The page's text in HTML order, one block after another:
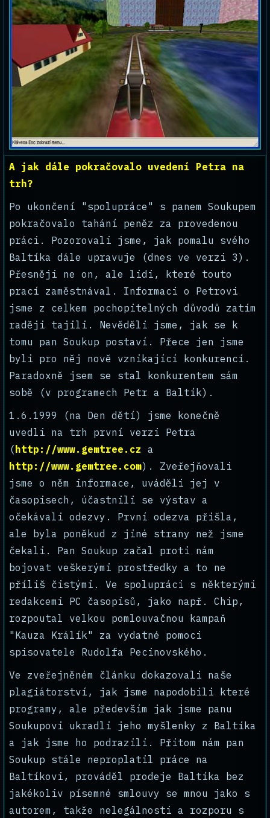
A jak dále pokračovalo uvedení Petra na
trh?
Po ukončení "spolupráce" s panem Soukupem
pokračovalo tahání peněz za provedenou
práci. Pozorovali jsme, jak pomalu svého
Baltíka dále upravuje (dnes ve verzi 3).
Přesněji ne on, ale lidi, které touto
prací zaměstnával. Informaci o Petrovi
jsme z celkem pochopitelných důvodů zatím
raději tajili. Nevěděli jsme, jak se k
tomu pan Soukup postaví. Přece jen jsme
byli pro něj nově vznikající konkurencí.
Paradoxně jsem se stal konkurentem sám
sobě (v programech Petr a Baltík).
1.6.1999 (na Den dětí) jsme konečně
uvedli na trh první verzi Petra
( http://www.gemtree.cz a
http://www.gemtree.com). Zveřejňovali
jsme o něm informace, uváděli jej v
časopisech, účastnili se výstav a
očekávali odezvy. První odezva přišla,
ale byla poněkud z jiné strany než jsme
čekali. Pan Soukup začal proti nám
bojovat veškerými prostředky a to ne
příliš čistými. Ve spolupráci s některými
redakcemi PC časopisů, jako např. Chip,
rozpoutal velkou pomlouvačnou kampaň
"Kauza Králík" za vydatné pomoci
spisovatele Rudolfa Pecinovského.
Ve zveřejněném článku dokazovali naše
plagiátorství, jak jsme napodobili které
programy, ale především jak jsme panu
Soukupovi ukradli jeho myšlenky z Baltíka
a jak jsme ho podrazili. Přitom nám pan
Soukup stále neproplatil práce na
Baltíkovi, prováděl prodeje Baltíka bez
jakékoliv písemné smlouvy se mnou jako s
autorem, takže nelegálnosti a rozporu s